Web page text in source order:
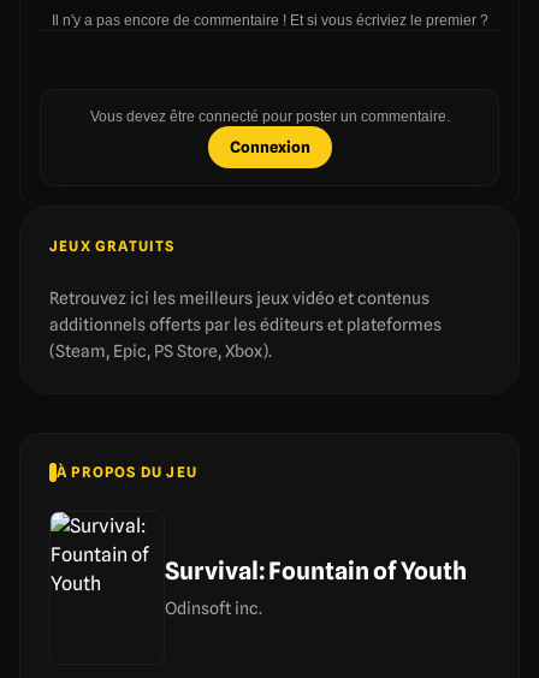
Il n'y a pas encore de commentaire ! Et si vous écriviez le premier ?
Vous devez être connecté pour poster un commentaire.
Connexion
JEUX GRATUITS
Retrouvez ici les meilleurs jeux vidéo et contenus
additionnels offerts par les éditeurs et plateformes
(Steam, Epic, PS Store, Xbox).
À PROPOS DU JEU
Survival: Fountain of Youth
Odinsoft inc.